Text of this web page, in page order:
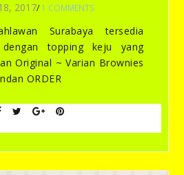
2017/ 1 COMMENTS
Surabaya tersedia
topping keju yang
Original ~ Varian Brownies
ORDER